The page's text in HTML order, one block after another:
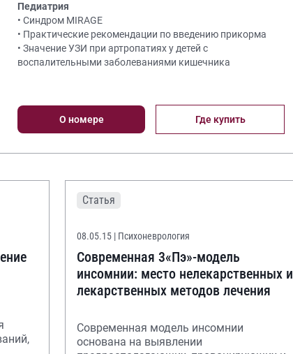
Педиатрия
• Синдром MIRAGE
• Практические рекомендации по введению прикорма
• Значение УЗИ при артропатиях у детей с
воспалительными заболеваниями кишечника
О номере Где купить
Статья
08.05.15 | Психоневрология
Современная 3«Пэ»-модель
инсомнии: место нелекарственных и
лекарственных методов лечения
Cовременная модель инсомнии
основана на выявлении